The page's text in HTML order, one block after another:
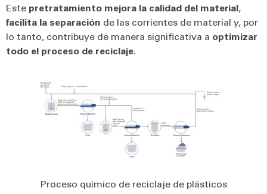
Este pretratamiento mejora la calidad del material,
facilita la separación de las corrientes de material y, por
lo tanto, contribuye de manera significativa a optimizar
todo el proceso de reciclaje.
Proceso químico de reciclaje de plásticos